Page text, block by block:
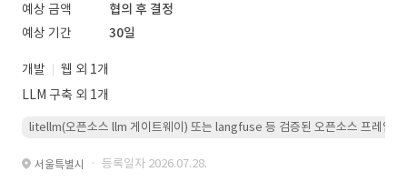
예상 금액
협의 후 결정
예상 기간
30일
개발
웹 외 1개
LLM 구축 외 1개
litellm(오픈소스 llm 게이트웨이) 또는 langfuse 등 검증된 오픈소스 프레임워
서울특별시 · 등록일자 2026.07.28.